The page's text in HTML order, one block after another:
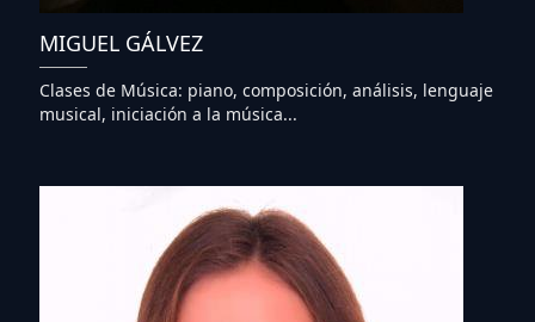
MIGUEL GÁLVEZ
Clases de Música: piano, composición, análisis, lenguaje
musical, iniciación a la música...